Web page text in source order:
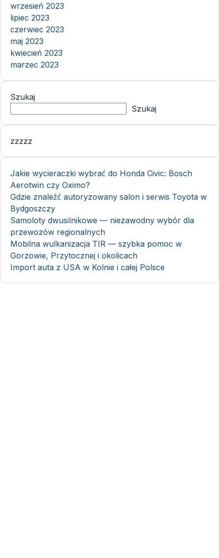
wrzesień 2023
lipiec 2023
czerwiec 2023
maj 2023
kwiecień 2023
marzec 2023
Szukaj
Szukaj
zzzzz
Jakie wycieraczki wybrać do Honda Civic: Bosch
Aerotwin czy Oximo?
Gdzie znaleźć autoryzowany salon i serwis Toyota w
Bydgoszczy
Samoloty dwusilnikowe — niezawodny wybór dla
przewozów regionalnych
Mobilna wulkanizacja TIR — szybka pomoc w
Gorzowie, Przytocznej i okolicach
Import auta z USA w Kolnie i całej Polsce